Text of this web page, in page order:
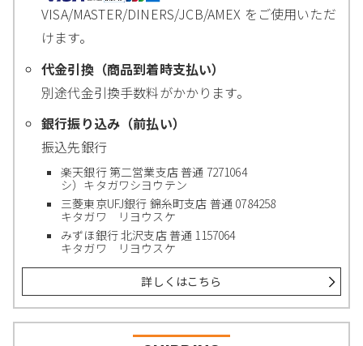
VISA/MASTER/DINERS/JCB/AMEX をご使用いただ
けます。
代金引換（商品到着時支払い）
別途代金引換手数料がかかります。
銀行振り込み（前払い）
振込先銀行
楽天銀行 第二営業支店 普通 7271064
シ）キタガワシヨウテン
三菱東京UFJ銀行 錦糸町支店 普通 0784258
キタガワ リヨウスケ
みずほ銀行 北沢支店 普通 1157064
キタガワ リヨウスケ
詳しくはこちら